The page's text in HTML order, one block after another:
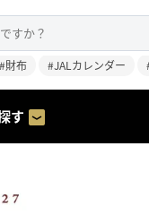
#財布 #JALカレンダー
す